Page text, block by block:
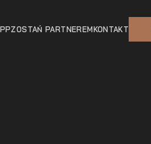
ZOSTAŃ PARTNEREMKONTAKT